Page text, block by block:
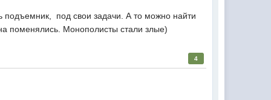
под свои задачи. А то можно найти
поменялись. Монополисты стали злые)
4